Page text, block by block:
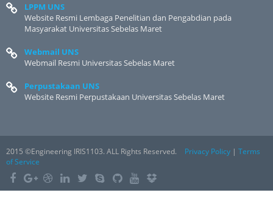
LPPM UNS
Website Resmi Lembaga Penelitian dan Pengabdian pada
Masyarakat Universitas Sebelas Maret
Webmail UNS
Webmail Resmi Universitas Sebelas Maret
Perpustakaan UNS
Website Resmi Perpustakaan Universitas Sebelas Maret
2015 ©Engineering IRIS1103. ALL Rights Reserved. Privacy Policy | Terms
of Service